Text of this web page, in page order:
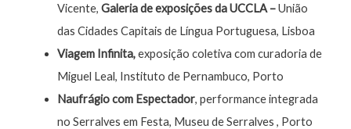
Vicente,Galeria de exposições da UCCLA –União
das Cidades Capitais de Língua Portuguesa, Lisboa
Viagem Infinita,exposição coletiva com curadoria de
Miguel Leal, Instituto de Pernambuco, Porto
Naufrágio com Espectador, performance integrada
no Serralves em Festa, Museu de Serralves , Porto